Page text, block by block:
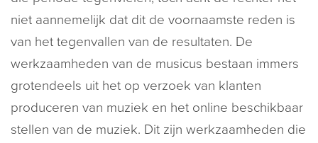
niet aannemelijk dat dit de voornaamste reden is
van het tegenvallen van de resultaten. De
werkzaamheden van de musicus bestaan immers
grotendeels uit het op verzoek van klanten
produceren van muziek en het online beschikbaar
stellen van de muziek. Dit zijn werkzaamheden die